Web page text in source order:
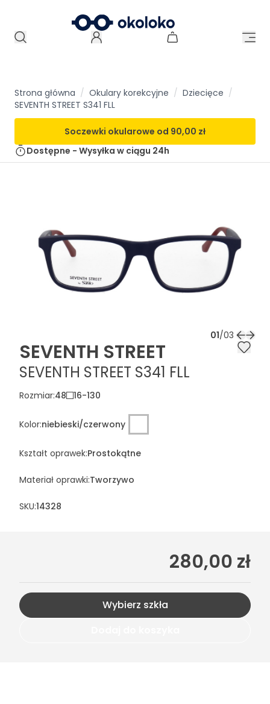
Strona główna / Okulary korekcyjne / Dziecięce /
SEVENTH STREET S341 FLL
Soczewki okularowe od 90,00 zł
Dostępne - Wysyłka w ciągu 24h
01/03
SEVENTH STREET
SEVENTH STREET S341 FLL
Rozmiar:48 16-130
Kolor:niebieski/czerwony
Kształt oprawek:Prostokątne
Materiał oprawki:Tworzywo
SKU:14328
280,00 zł
Wybierz szkła